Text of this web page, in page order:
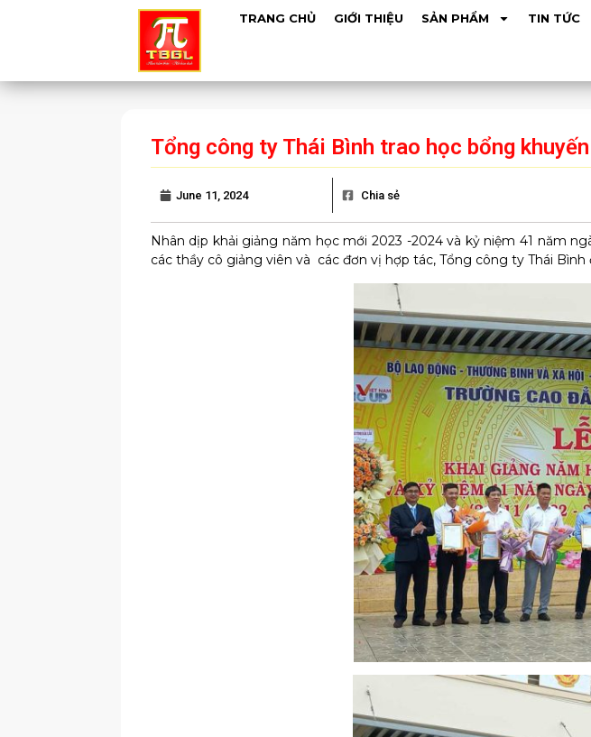
TRANG CHỦ GIỚI THIỆU SẢN PHẨM TIN TỨC
Tổng công ty Thái Bình trao học bổng
June 11, 2024 Chia sẻ
Nhân dịp khải giảng năm học mới 2023 -2024 và kỷ niệm 41 năm
các thầy cô giảng viên và các đơn vị hợp tác, Tổng công ty Thái